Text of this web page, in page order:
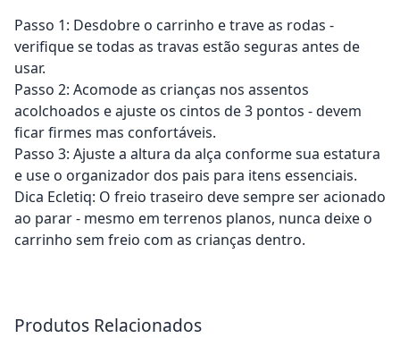
Passo 1: Desdobre o carrinho e trave as rodas -
verifique se todas as travas estão seguras antes de
usar.
Passo 2: Acomode as crianças nos assentos
acolchoados e ajuste os cintos de 3 pontos - devem
ficar firmes mas confortáveis.
Passo 3: Ajuste a altura da alça conforme sua estatura
e use o organizador dos pais para itens essenciais.
Dica Ecletiq: O freio traseiro deve sempre ser acionado
ao parar - mesmo em terrenos planos, nunca deixe o
carrinho sem freio com as crianças dentro.
Produtos Relacionados
Adicionar ao carrinho